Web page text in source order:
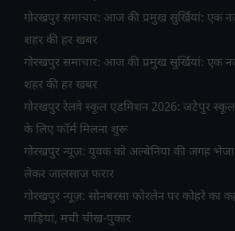
गोरखपुर समाचार: आज की प्रमुख सुर्खियां: एक
शहर की हर खबर
गोरखपुर समाचार: आज की प्रमुख सुर्खियां: एक
शहर की हर खबर
गोरखपुर रेलवे स्कूल एडमिशन 2026: जटेपुर
के लिए फॉर्म मिलना शुरू
गोरखपुर न्यूज़: युवक को अल्बेनिया की जगह
लेकर जालसाज फरार
गोरखपुर न्यूज़: सोनबरसा फोरलेन पर कोहरे का
गाड़ियां, मची चीख-पुकार